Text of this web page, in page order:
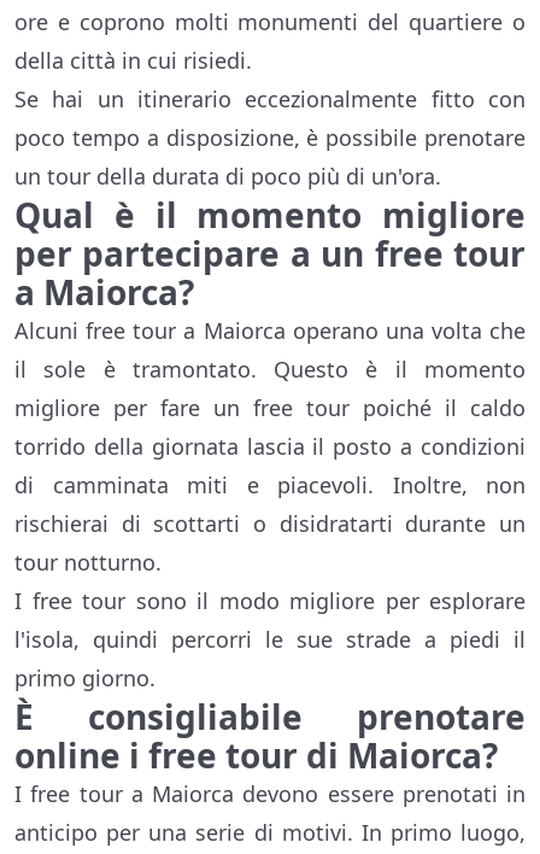
ore e coprono molti monumenti del quartiere o
della città in cui risiedi.
Se hai un itinerario eccezionalmente fitto con
poco tempo a disposizione, è possibile prenotare
un tour della durata di poco più di un'ora.
Qual è il momento migliore
per partecipare a un free tour
a Maiorca?
Alcuni free tour a Maiorca operano una volta che
il sole è tramontato. Questo è il momento
migliore per fare un free tour poiché il caldo
torrido della giornata lascia il posto a condizioni
di camminata miti e piacevoli. Inoltre, non
rischierai di scottarti o disidratarti durante un
tour notturno.
I free tour sono il modo migliore per esplorare
l'isola, quindi percorri le sue strade a piedi il
primo giorno.
È consigliabile prenotare
online i free tour di Maiorca?
I free tour a Maiorca devono essere prenotati in
anticipo per una serie di motivi. In primo luogo,